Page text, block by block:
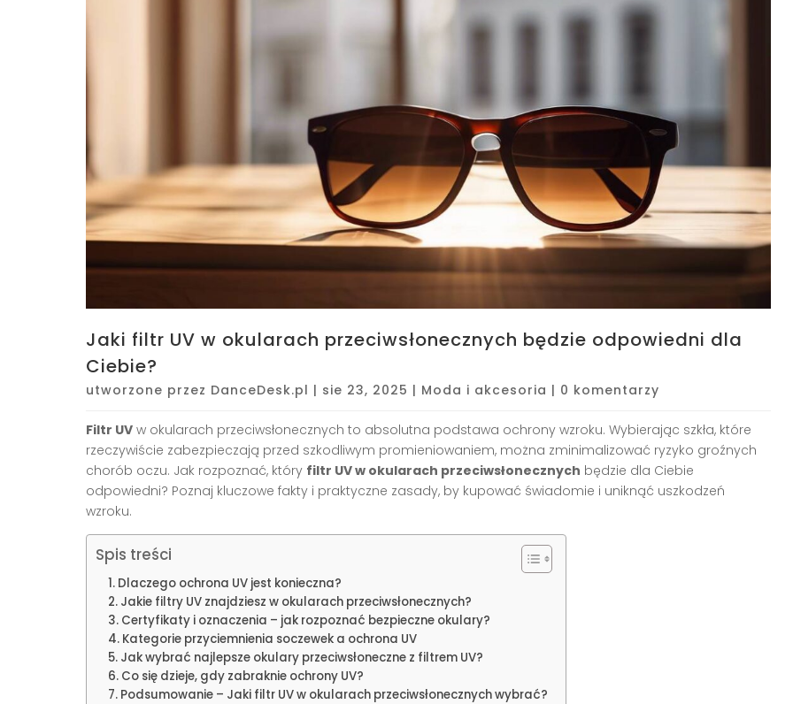
Jaki filtr UV w okularach przeciwsłonecznych będzie odpowiedni dla
Ciebie?
utworzone przez DanceDesk.pl | sie 23, 2025 | Moda i akcesoria | 0 komentarzy
Filtr UV w okularach przeciwsłonecznych to absolutna podstawa ochrony wzroku. Wybierając szkła, które
rzeczywiście zabezpieczają przed szkodliwym promieniowaniem, można zminimalizować ryzyko groźnych
chorób oczu. Jak rozpoznać, który filtr UV w okularach przeciwsłonecznych będzie dla Ciebie
odpowiedni? Poznaj kluczowe fakty i praktyczne zasady, by kupować świadomie i uniknąć uszkodzeń
wzroku.
Spis treści
Dlaczego ochrona UV jest konieczna?
Jakie filtry UV znajdziesz w okularach przeciwsłonecznych?
Certyfikaty i oznaczenia – jak rozpoznać bezpieczne okulary?
Kategorie przyciemnienia soczewek a ochrona UV
Jak wybrać najlepsze okulary przeciwsłoneczne z filtrem UV?
Co się dzieje, gdy zabraknie ochrony UV?
Podsumowanie – Jaki filtr UV w okularach przeciwsłonecznych wybrać?